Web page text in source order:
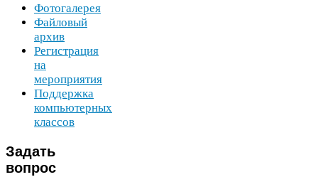
Фотогалерея
Файловый
архив
Регистрация
на
мероприятия
Поддержка
компьютерных
классов
Задать
вопрос